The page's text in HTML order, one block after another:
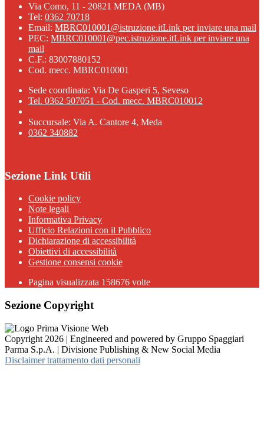
Via Como, 11 - 20821 MEDA (MB)
Tel: 0362 70718
Email: MBRC010001@istruzione.itLink per inviare una mail
PEC: MBRC010001@pec.istruzione.itLink per inviare una
mail
C.F.: 83007880152
Cod. mecc. MBRC010001
Sede coordinata: Via De Gasperi 5, Seveso
Tel. 0362 507051 - Cod. mecc. MBRC010012
Succursale: Via A. Cantore 4, Meda
0362 340882
Sezione Link Utili
Cookie policy
Note legali
Informativa Privacy
Ufficio Relazioni con il Pubblico
Dichiarazione di accessibilità
Obiettivi di accessibilità
Gestione consensi cookie
Pagina visualizzata 158676 volte
Sezione Copyright
Copyright 2026 | Engineered and powered by Gruppo Spaggiari
Parma S.p.A. | Divisione Publishing & New Social Media
Disclaimer trattamento dati personali